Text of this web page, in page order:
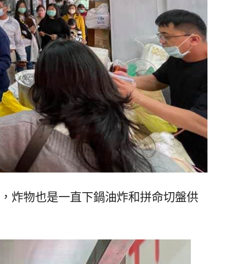
，炸物也是一直下鍋油炸和拼命切盤供